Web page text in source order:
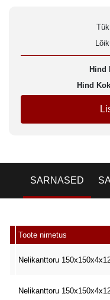
Hind
Hind
SARNASED
Toote nimetus
Nelikanttoru
Nelikanttoru